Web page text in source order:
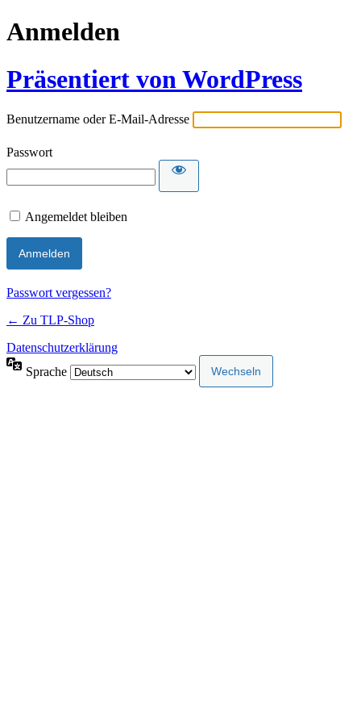
Anmelden
Präsentiert von WordPress
Benutzername oder E-Mail-Adresse
Passwort
Angemeldet bleiben
Passwort vergessen?
← Zu TLP-Shop
Datenschutzerklärung
Sprache